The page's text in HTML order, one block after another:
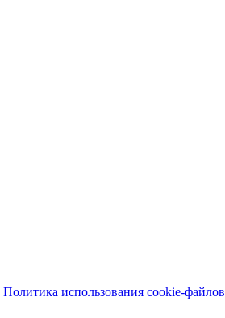
Политика использования cookie-файлов